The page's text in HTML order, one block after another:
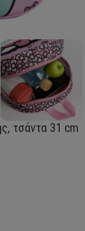
τσάντα 31 cm